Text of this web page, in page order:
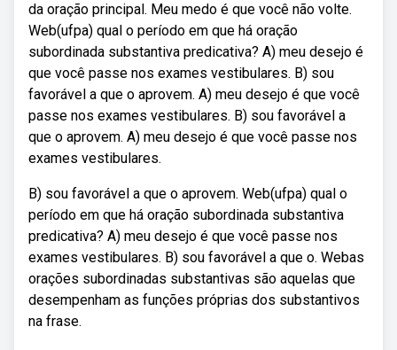
da oração principal. Meu medo é que você não volte.
Web(ufpa) qual o período em que há oração
subordinada substantiva predicativa? A) meu desejo é
que você passe nos exames vestibulares. B) sou
favorável a que o aprovem. A) meu desejo é que você
passe nos exames vestibulares. B) sou favorável a
que o aprovem. A) meu desejo é que você passe nos
exames vestibulares.
B) sou favorável a que o aprovem. Web(ufpa) qual o
período em que há oração subordinada substantiva
predicativa? A) meu desejo é que você passe nos
exames vestibulares. B) sou favorável a que o. Webas
orações subordinadas substantivas são aquelas que
desempenham as funções próprias dos substantivos
na frase.